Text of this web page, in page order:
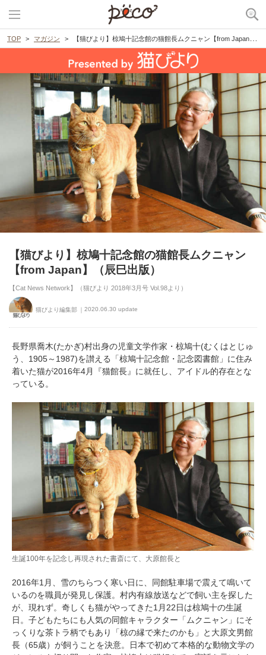
TOP マガジン 【猫びより】椋鳩十記念館の猫館長ムクニャン【from Japan】（辰巳出版）
【猫びより】椋鳩十記念館の猫館長ムクニャン
【from Japan】（辰巳出版）
【Cat News Network】（猫びより 2018年3月号 Vol.98より）
猫びより編集部 2020.06.30 update
長野県喬木(たかぎ)村出身の児童文学作家・椋鳩十(むくはとじゅ
う、1905～1987)を讃える「椋鳩十記念館・記念図書館」に住み
着いた猫が2016年4月『猫館長』に就任し、アイドル的存在とな
っている。
生誕100年を記念し再現された書斎にて、大原館長と
2016年1月、雪のちらつく寒い日に、同館駐車場で震えて鳴いて
いるのを職員が発見し保護。村内有線放送などで飼い主を探した
が、現れず。奇しくも猫がやってきた1月22日は椋鳩十の生誕
日。子どもたちにも人気の同館キャラクター「ムクニャン」にそ
っくりな茶トラ柄でもあり「椋の縁で来たのかも」と大原文男館
長（65歳）が飼うことを決意。日本で初めて本格的な動物文学の